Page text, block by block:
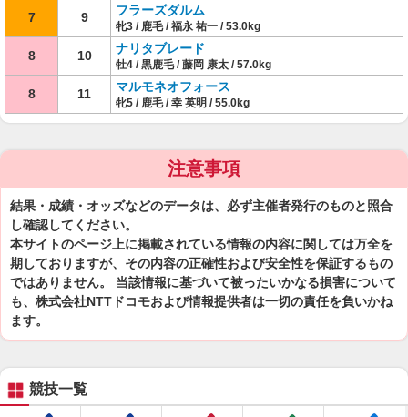
7 9 フラーズダルム
牝3 / 鹿毛 / 福永 祐一 / 53.0kg
8 10 ナリタブレード
牡4 / 黒鹿毛 / 藤岡 康太 / 57.0kg
8 11 マルモネオフォース
牝5 / 鹿毛 / 幸 英明 / 55.0kg
注意事項
結果・成績・オッズなどのデータは、必ず主催者発行のものと照合
し確認してください。
本サイトのページ上に掲載されている情報の内容に関しては万全を
期しておりますが、その内容の正確性および安全性を保証するもの
ではありません。 当該情報に基づいて被ったいかなる損害について
も、株式会社NTTドコモおよび情報提供者は一切の責任を負いかね
ます。
競技一覧